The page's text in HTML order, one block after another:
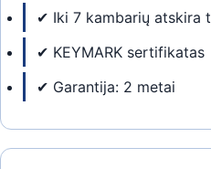
✔ Iki 7 kambarių atskira
✔ KEYMARK sertifikatas
✔ Garantija: 2 metai